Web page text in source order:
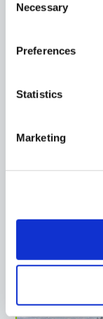
Selection
Necessary
Preferences
Statistics
Marketing
villaggio di
di hiker.
Escursioni